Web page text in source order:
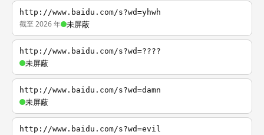
http://www.baidu.com/s?wd=yhwh
截至 2026 年 未屏蔽
http://www.baidu.com/s?wd=????
未屏蔽
http://www.baidu.com/s?wd=damn
未屏蔽
http://www.baidu.com/s?wd=evil